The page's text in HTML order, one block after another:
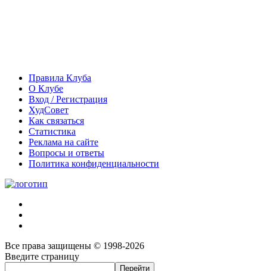
Правила Клуба
О Клубе
Вход / Регистрация
ХудСовет
Как связаться
Статистика
Реклама на сайте
Вопросы и ответы
Политика конфиденциальности
Все права защищены © 1998-2026
Введите страницу